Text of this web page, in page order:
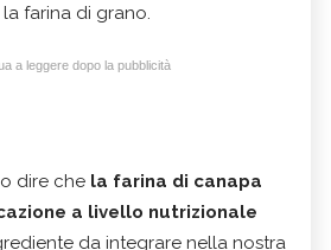
farina di grano.
a leggere dopo la pubblicità
dire che la farina di canapa
a livello nutrizionale
da integrare nella nostra